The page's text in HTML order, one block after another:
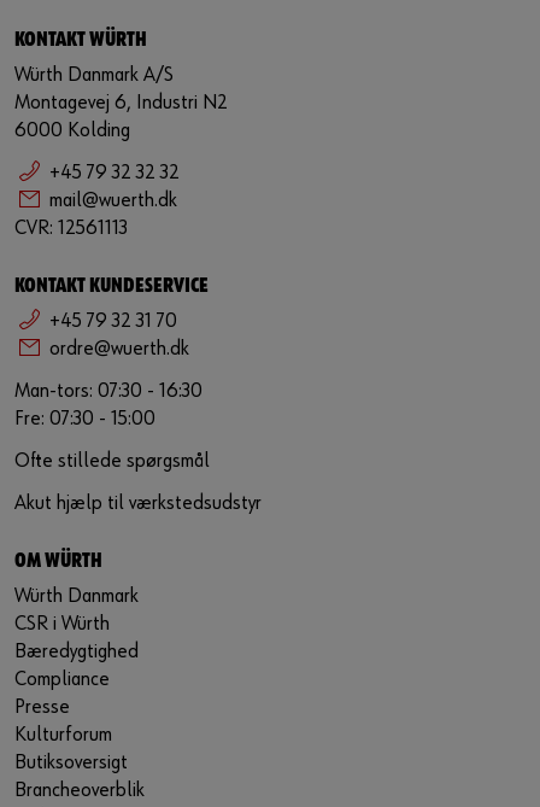
KONTAKT WÜRTH
Würth Danmark A/S
Montagevej 6, Industri N2
6000 Kolding
+45 79 32 32 32
mail@wuerth.dk
CVR: 12561113
KONTAKT KUNDESERVICE
+45 79 32 31 70
ordre@wuerth.dk
Man-tors: 07:30 - 16:30
Fre: 07:30 - 15:00
Ofte stillede spørgsmål
Akut hjælp til værkstedsudstyr
OM WÜRTH
Würth Danmark
CSR i Würth
Bæredygtighed
Compliance
Presse
Kulturforum
Butiksoversigt
Brancheoverblik